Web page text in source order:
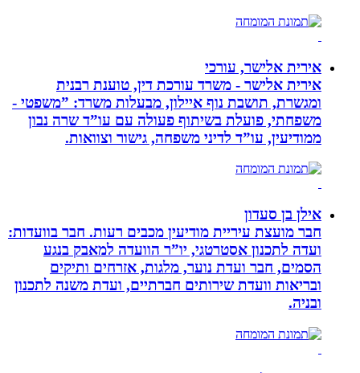
אירית אלישר, עורכי
אירית אלישר - משרד עורכת דין, טוענת רבנית
ומגשרת, תושבת נוף איילון, מבעלות משרד: ”משפטי -
משפחתי, פועלת בשיתוף פעולה עם עו”ד שרה נבון
ממודיעין, עו”ד לדיני משפחה, גישור וצוואות.
אילן בן סעדון
חבר מועצת עיריית מודיעין מכבים רעות. חבר בוועדות:
ועדה לתכנון אסטרטגי, יו”ר הוועדה למאבק בנגע
הסמים, חבר ועדת נוער, מלגות, אזרחים ותיקים
ובריאות וועדת שירותים חברתיים, ועדת משנה לתכנון